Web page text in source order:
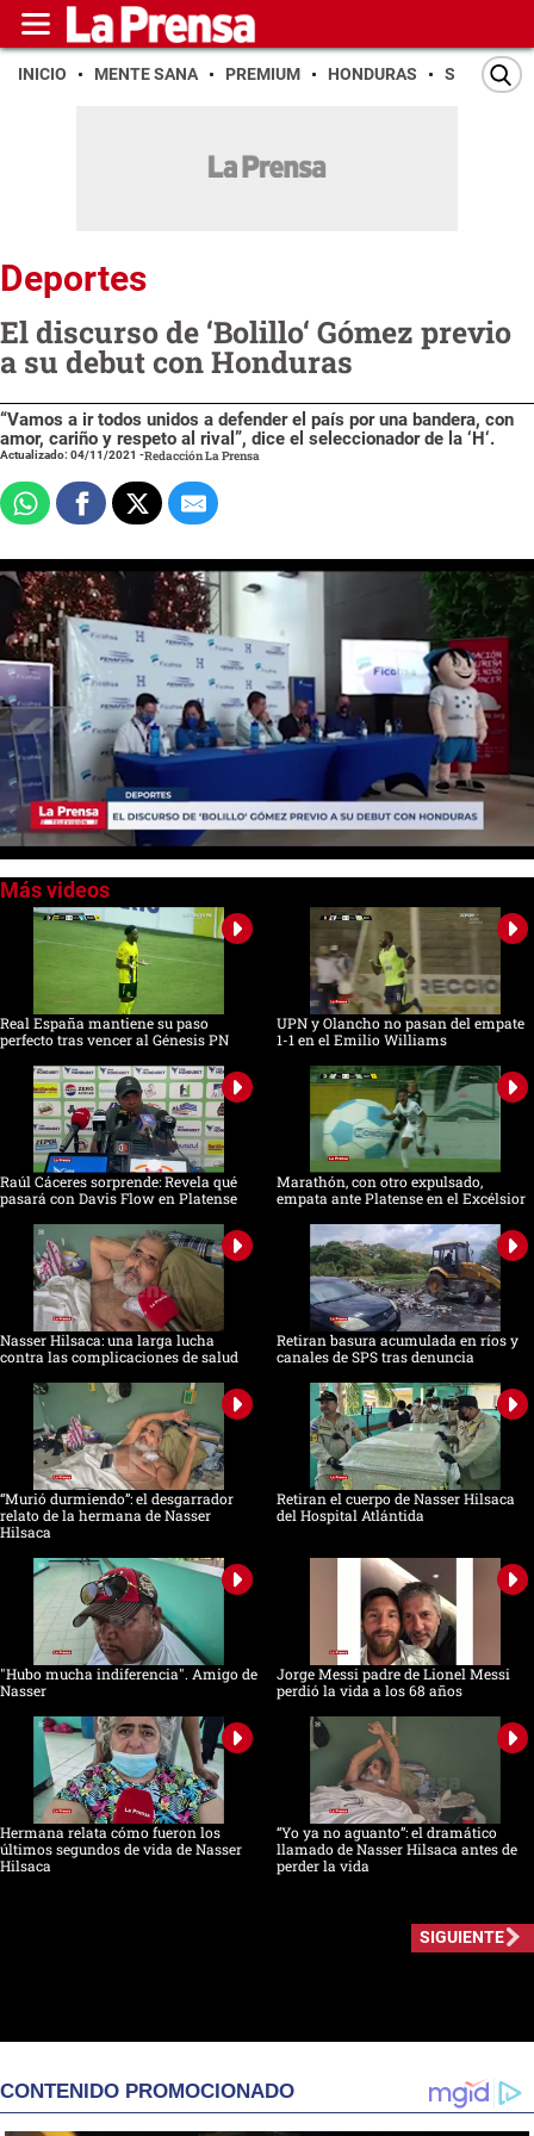
INICIO MENTE SANA PREMIUM HONDURAS SAN PEDRO
Deportes
El discurso de ‘Bolillo‘ Gómez previo
a su debut con Honduras
“Vamos a ir todos unidos a defender el país por una bandera, con
amor, cariño y respeto al rival”, dice el seleccionador de la ‘H‘.
Actualizado: 04/11/2021 -Redacción La Prensa
seconds
seconds
Real España mantiene su paso
perfecto tras vencer al Génesis PN
UPN y Olancho no pasan del empate
1-1 en el Emilio Williams
Raúl Cáceres sorprende: Revela qué
pasará con Davis Flow en Platense
Marathón, con otro expulsado,
empata ante Platense en el Excélsior
Nasser Hilsaca: una larga lucha
contra las complicaciones de salud
Retiran basura acumulada en ríos y
canales de SPS tras denuncia
“Murió durmiendo”: el desgarrador
relato de la hermana de Nasser
Hilsaca
Retiran el cuerpo de Nasser Hilsaca
del Hospital Atlántida
"Hubo mucha indiferencia". Amigo de
Nasser
Jorge Messi padre de Lionel Messi
perdió la vida a los 68 años
Hermana relata cómo fueron los
últimos segundos de vida de Nasser
Hilsaca
“Yo ya no aguanto”: el dramático
llamado de Nasser Hilsaca antes de
perder la vida
SIGUIENTE
CONTENIDO PROMOCIONADO